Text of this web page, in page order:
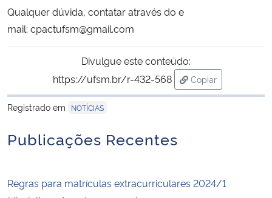
Controladoria-Geral da União
Ministério da Mulher, da Família e dos Direitos Humanos
Secretaria-Geral
Secretaria de Governo
Gabinete de Segurança Institucional
Qualquer dúvida, contatar através do e
mail: cpactufsm@gmail.com
Divulgue este conteúdo:
https://ufsm.br/r-432-568
Copiar
para área de
Registrado em
NOTÍCIAS
Publicações Recentes
Regras para matrículas extracurriculares 2024/1